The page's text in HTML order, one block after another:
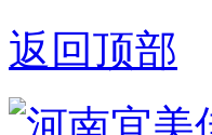
返回顶部